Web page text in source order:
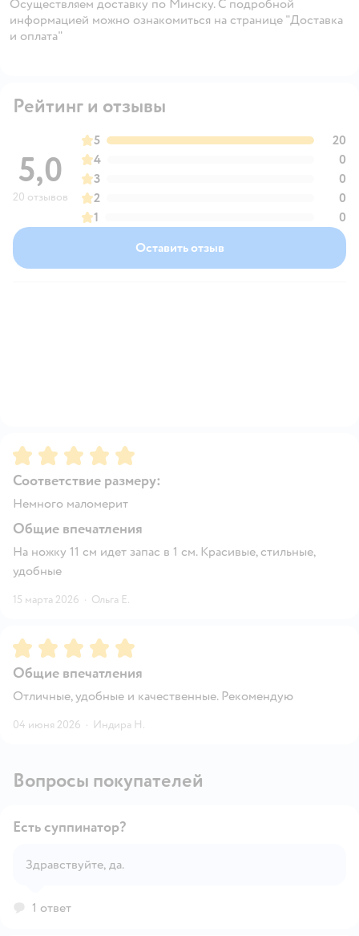
Осуществляем доставку по Минску. С подробной
информацией можно ознакомиться на странице "Доставка
и оплата"
Рейтинг и отзывы
5,0
20 отзывов
5
20
4
0
3
0
2
0
1
0
Оставить отзыв
Рейтинг:5
Соответствие размеру:
Немного маломерит
Общие впечатления
На ножку 11 см идет запас в 1 см. Красивые, стильные,
удобные
15 марта 2026 · Ольга Е.
Рейтинг:5
Общие впечатления
Отличные, удобные и качественные. Рекомендую
04 июня 2026 · Индира Н.
Вопросы покупателей
Есть суппинатор?
Здравствуйте, да.
1 ответ